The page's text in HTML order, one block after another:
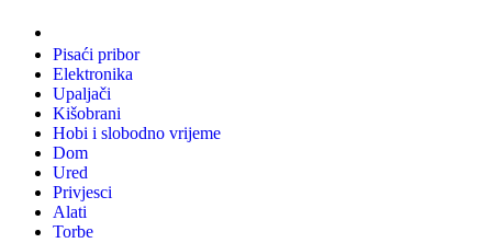
Pisaći pribor
Elektronika
Upaljači
Kišobrani
Hobi i slobodno vrijeme
Dom
Ured
Privjesci
Alati
Torbe